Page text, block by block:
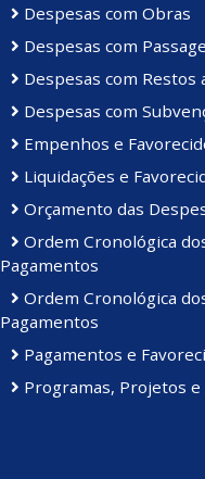
Despesas com Obras
Despesas com
Despesas com Restos
Despesas com
Empenhos e
Liquidações e
Orçamento das
Ordem Cronológica
Pagamentos
Ordem Cronológica
Pagamentos
Pagamentos e
Programas, Projetos e